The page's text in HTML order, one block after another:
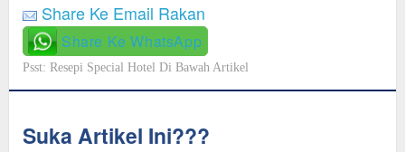
Share Ke Email Rakan
Share Ke WhatsApp
Psst: Resepi Special Hotel Di Bawah Artikel
Suka Artikel Ini???